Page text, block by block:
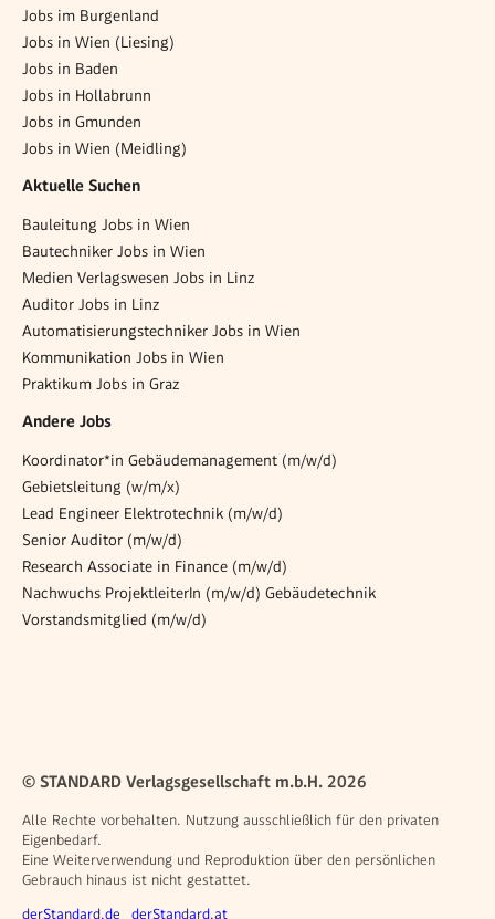
Jobs im Burgenland
Jobs in Wien (Liesing)
Jobs in Baden
Jobs in Hollabrunn
Jobs in Gmunden
Jobs in Wien (Meidling)
Aktuelle Suchen
Bauleitung Jobs in Wien
Bautechniker Jobs in Wien
Medien Verlagswesen Jobs in Linz
Auditor Jobs in Linz
Automatisierungstechniker Jobs in Wien
Kommunikation Jobs in Wien
Praktikum Jobs in Graz
Andere Jobs
Koordinator*in Gebäudemanagement (m/w/d)
Gebietsleitung (w/m/x)
Lead Engineer Elektrotechnik (m/w/d)
Senior Auditor (m/w/d)
Research Associate in Finance (m/w/d)
Nachwuchs ProjektleiterIn (m/w/d) Gebäudetechnik
Vorstandsmitglied (m/w/d)
© STANDARD Verlagsgesellschaft m.b.H. 2026
Alle Rechte vorbehalten. Nutzung ausschließlich für den privaten
Eigenbedarf.
Eine Weiterverwendung und Reproduktion über den persönlichen
Gebrauch hinaus ist nicht gestattet.
Weitere Angebote
derStandard.de derStandard.at